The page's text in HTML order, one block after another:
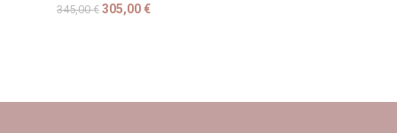
345,00€ 305,00 €